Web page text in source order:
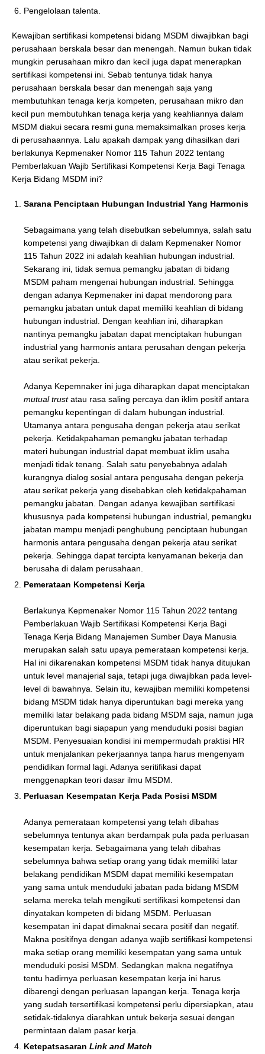
Pengelolaan talenta.
Kewajiban sertifikasi kompetensi bidang MSDM diwajibkan bagi
perusahaan berskala besar dan menengah. Namun bukan tidak
mungkin perusahaan mikro dan kecil juga dapat menerapkan
sertifikasi kompetensi ini. Sebab tentunya tidak hanya
perusahaan berskala besar dan menengah saja yang
membutuhkan tenaga kerja kompeten, perusahaan mikro dan
kecil pun membutuhkan tenaga kerja yang keahliannya dalam
MSDM diakui secara resmi guna memaksimalkan proses kerja
di perusahaannya. Lalu apakah dampak yang dihasilkan dari
berlakunya Kepmenaker Nomor 115 Tahun 2022 tentang
Pemberlakuan Wajib Sertifikasi Kompetensi Kerja Bagi Tenaga
Kerja Bidang MSDM ini?
Sarana Penciptaan Hubungan Industrial Yang Harmonis
Sebagaimana yang telah disebutkan sebelumnya, salah satu
kompetensi yang diwajibkan di dalam Kepmenaker Nomor
115 Tahun 2022 ini adalah keahlian hubungan industrial.
Sekarang ini, tidak semua pemangku jabatan di bidang
MSDM paham mengenai hubungan industrial. Sehingga
dengan adanya Kepmenaker ini dapat mendorong para
pemangku jabatan untuk dapat memiliki keahlian di bidang
hubungan industrial. Dengan keahlian ini, diharapkan
nantinya pemangku jabatan dapat menciptakan hubungan
industrial yang harmonis antara perusahan dengan pekerja
atau serikat pekerja.
Adanya Kepemnaker ini juga diharapkan dapat menciptakan
mutual trustatau rasa saling percaya dan iklim positif antara
pemangku kepentingan di dalam hubungan industrial.
Utamanya antara pengusaha dengan pekerja atau serikat
pekerja. Ketidakpahaman pemangku jabatan terhadap
materi hubungan industrial dapat membuat iklim usaha
menjadi tidak tenang. Salah satu penyebabnya adalah
kurangnya dialog sosial antara pengusaha dengan pekerja
atau serikat pekerja yang disebabkan oleh ketidakpahaman
pemangku jabatan. Dengan adanya kewajiban sertifikasi
khususnya pada kompetensi hubungan industrial, pemangku
jabatan mampu menjadi penghubung penciptaan hubungan
harmonis antara pengusaha dengan pekerja atau serikat
pekerja. Sehingga dapat tercipta kenyamanan bekerja dan
berusaha di dalam perusahaan.
Pemerataan Kompetensi Kerja
Berlakunya Kepmenaker Nomor 115 Tahun 2022 tentang
Pemberlakuan Wajib Sertifikasi Kompetensi Kerja Bagi
Tenaga Kerja Bidang Manajemen Sumber Daya Manusia
merupakan salah satu upaya pemerataan kompetensi kerja.
Hal ini dikarenakan kompetensi MSDM tidak hanya ditujukan
untuk level manajerial saja, tetapi juga diwajibkan pada level-
level di bawahnya. Selain itu, kewajiban memiliki kompetensi
bidang MSDM tidak hanya diperuntukan bagi mereka yang
memiliki latar belakang pada bidang MSDM saja, namun juga
diperuntukan bagi siapapun yang menduduki posisi bagian
MSDM. Penyesuaian kondisi ini mempermudah praktisi HR
untuk menjalankan pekerjaannya tanpa harus mengenyam
pendidikan formal lagi. Adanya seritifikasi dapat
menggenapkan teori dasar ilmu MSDM.
Perluasan Kesempatan Kerja Pada Posisi MSDM
Adanya pemerataan kompetensi yang telah dibahas
sebelumnya tentunya akan berdampak pula pada perluasan
kesempatan kerja. Sebagaimana yang telah dibahas
sebelumnya bahwa setiap orang yang tidak memiliki latar
belakang pendidikan MSDM dapat memiliki kesempatan
yang sama untuk menduduki jabatan pada bidang MSDM
selama mereka telah mengikuti sertifikasi kompetensi dan
dinyatakan kompeten di bidang MSDM. Perluasan
kesempatan ini dapat dimaknai secara positif dan negatif.
Makna positifnya dengan adanya wajib sertifikasi kompetensi
maka setiap orang memiliki kesempatan yang sama untuk
menduduki posisi MSDM. Sedangkan makna negatifnya
tentu hadirnya perluasan kesempatan kerja ini harus
dibarengi dengan perluasan lapangan kerja. Tenaga kerja
yang sudah tersertifikasi kompetensi perlu dipersiapkan, atau
setidak-tidaknya diarahkan untuk bekerja sesuai dengan
permintaan dalam pasar kerja.
Ketepatsasaran Link and Match